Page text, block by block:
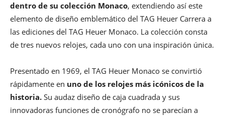
dentro de su colección Monaco, extendiendo así este
elemento de diseño emblemático del TAG Heuer Carrera a
las ediciones del TAG Heuer Monaco. La colección consta
de tres nuevos relojes, cada uno con una inspiración única.
Presentado en 1969, el TAG Heuer Monaco se convirtió
rápidamente en uno de los relojes más icónicos de la
historia. Su audaz diseño de caja cuadrada y sus
innovadoras funciones de cronógrafo no se parecían a